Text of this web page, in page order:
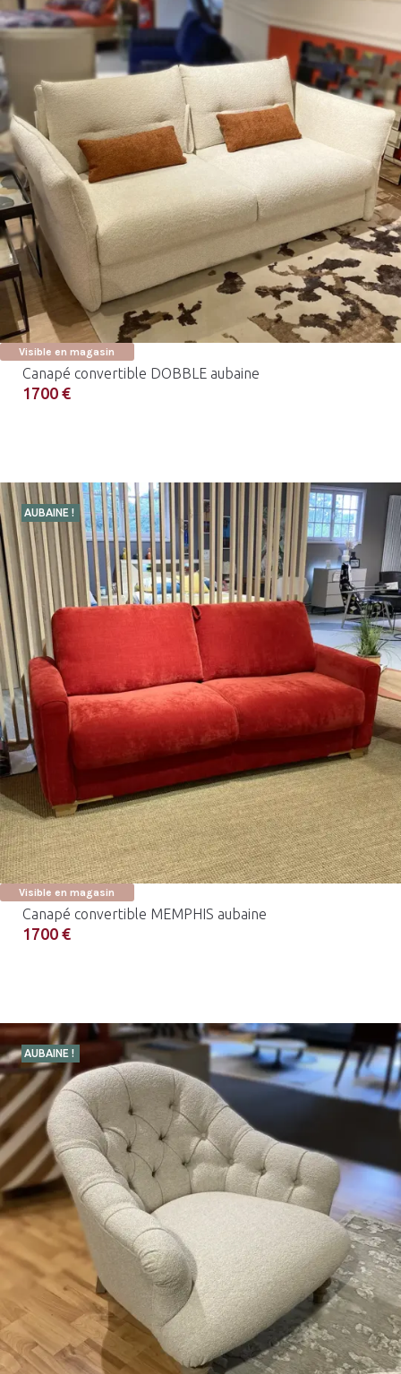
Visible en magasin
Canapé convertible DOBBLE aubaine
1700 €
AUBAINE !
Visible en magasin
Canapé convertible MEMPHIS aubaine
1700 €
AUBAINE !